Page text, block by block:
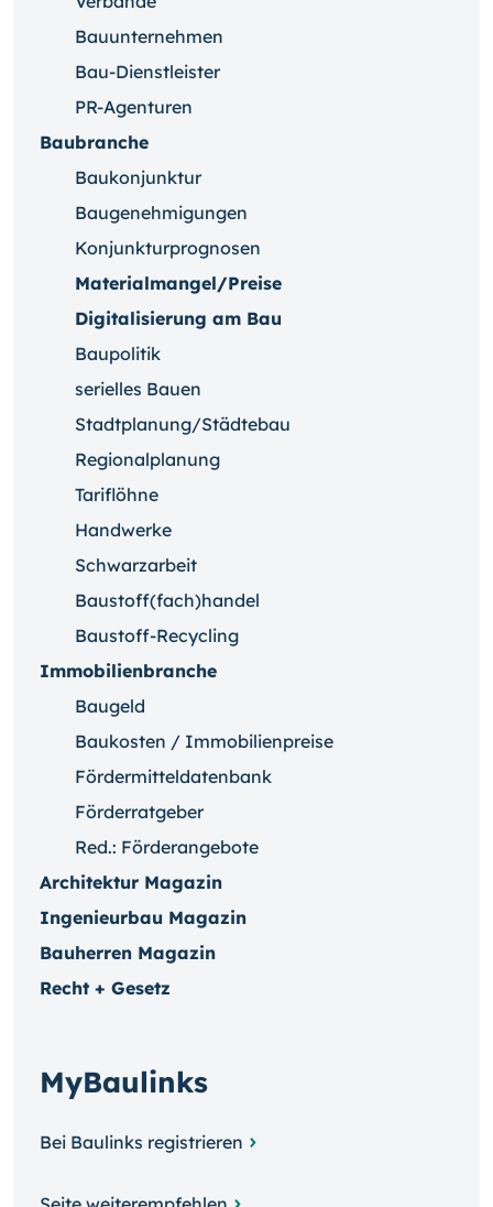
Bauunternehmen
Bau-Dienstleister
PR-Agenturen
Baubranche
Baukonjunktur
Baugenehmigungen
Konjunkturprognosen
Materialmangel/Preise
Digitalisierung am Bau
Baupolitik
serielles Bauen
Stadtplanung/Städtebau
Regionalplanung
Tariflöhne
Handwerke
Schwarzarbeit
Baustoff(fach)handel
Baustoff-Recycling
Immobilienbranche
Baugeld
Baukosten / Immobilienpreise
Fördermitteldatenbank
Förderratgeber
Red.: Förderangebote
Architektur Magazin
Ingenieurbau Magazin
Bauherren Magazin
Recht + Gesetz
MyBaulinks
Bei Baulinks registrieren